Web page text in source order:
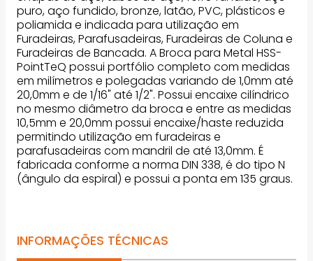
puro, aço fundido, bronze, latão, PVC, plásticos e
poliamida e indicada para utilização em
Furadeiras, Parafusadeiras, Furadeiras de Coluna e
Furadeiras de Bancada. A Broca para Metal HSS-
PointTeQ possui portfólio completo com medidas
em milímetros e polegadas variando de 1,0mm até
20,0mm e de 1/16" até 1/2". Possui encaixe cilíndrico
no mesmo diâmetro da broca e entre as medidas
10,5mm e 20,0mm possui encaixe/haste reduzida
permitindo utilização em furadeiras e
parafusadeiras com mandril de até 13,0mm. É
fabricada conforme a norma DIN 338, é do tipo N
(ângulo da espiral) e possui a ponta em 135 graus.
INFORMAÇÕES TÉCNICAS